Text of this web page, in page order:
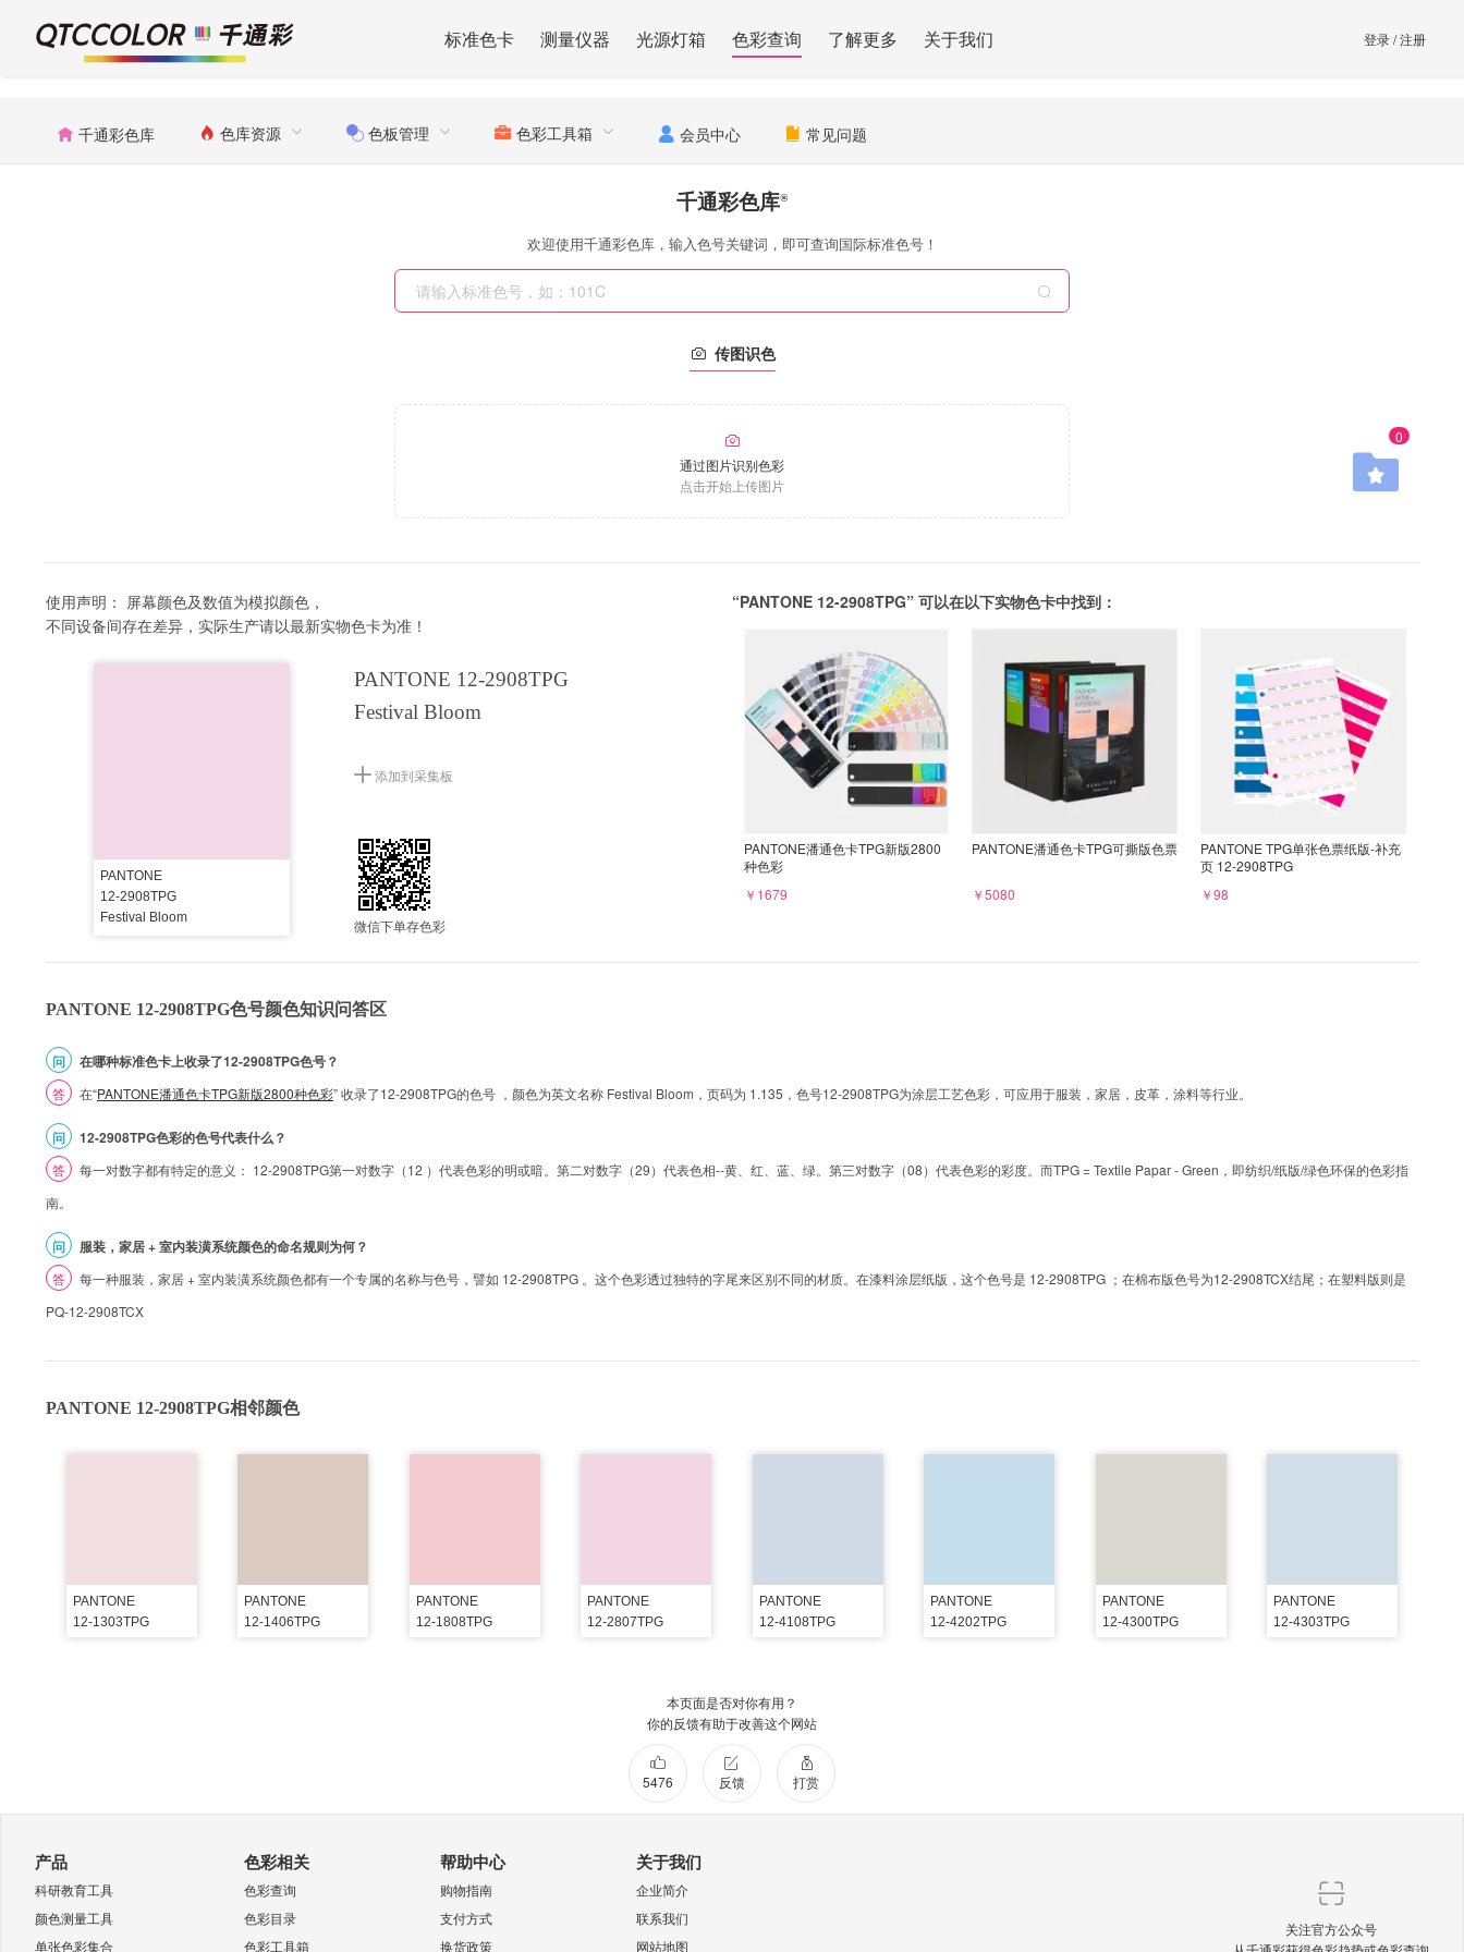
标准色卡 测量仪器 光源灯箱 色彩查询 了解更多 关于我们 登录/注册
千通彩色库 色库资源 色板管理 色彩工具箱 会员中心 常见问题
0
千通彩色库®
欢迎使用千通彩色库，输入色号关键词，即可查询国际标准色号！
传图识色
通过图片识别色彩
点击开始上传图片
使用声明： 屏幕颜色及数值为模拟颜色，
不同设备间存在差异，实际生产请以最新实物色卡为准！
PANTONE
12-2908TPG
Festival Bloom
PANTONE 12-2908TPG
Festival Bloom
添加到采集板
微信下单存色彩
“PANTONE 12-2908TPG” 可以在以下实物色卡中找到：
PANTONE潘通色卡TPG新版2800
种色彩
￥1679
PANTONE潘通色卡TPG可撕版色票
￥5080
PANTONE TPG单张色票纸版-补充
页 12-2908TPG
￥98
PANTONE 12-2908TPG色号颜色知识问答区
问 在哪种标准色卡上收录了12-2908TPG色号？
答 在“PANTONE潘通色卡TPG新版2800种色彩” 收录了12-2908TPG的色号 ，颜色为英文名称 Festival Bloom，页码为 1.135，色号12-2908TPG为涂层工艺色彩，可应用于服装，家居，皮革，涂料等行业。
问 12-2908TPG色彩的色号代表什么？
答
每一对数字都有特定的意义： 12-2908TPG第一对数字（12 ）代表色彩的明或暗。第二对数字（29）代表色相--黄、红、蓝、绿。第三对数字（08）代表色彩的彩度。而TPG = Textile Papar - Green，即纺织/纸版/绿色环保的色彩指
南。
问 服装，家居 + 室内装潢系统颜色的命名规则为何？
答
每一种服装，家居 + 室内装潢系统颜色都有一个专属的名称与色号，譬如 12-2908TPG 。这个色彩透过独特的字尾来区别不同的材质。在漆料涂层纸版，这个色号是 12-2908TPG ；在棉布版色号为12-2908TCX结尾；在塑料版则是
PQ-12-2908TCX
PANTONE 12-2908TPG相邻颜色
PANTONE
12-1303TPG
PANTONE
12-1406TPG
PANTONE
12-1808TPG
PANTONE
12-2807TPG
PANTONE
12-4108TPG
PANTONE
12-4202TPG
PANTONE
12-4300TPG
PANTONE
12-4303TPG
本页面是否对你有用？
你的反馈有助于改善这个网站
5476 反馈 打赏
产品
科研教育工具
颜色测量工具
单张色彩集合
色彩相关
色彩查询
色彩目录
色彩工具箱
帮助中心
购物指南
支付方式
换货政策
关于我们
企业简介
联系我们
网站地图
关注官方公众号